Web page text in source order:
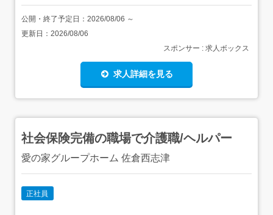
公開・終了予定日： 2026/08/06 ～
更新日： 2026/08/06
スポンサー : 求人ボックス
求人詳細を見る
社会保険完備の職場で介護職/ヘルパー
愛の家グループホーム 佐倉西志津
正社員